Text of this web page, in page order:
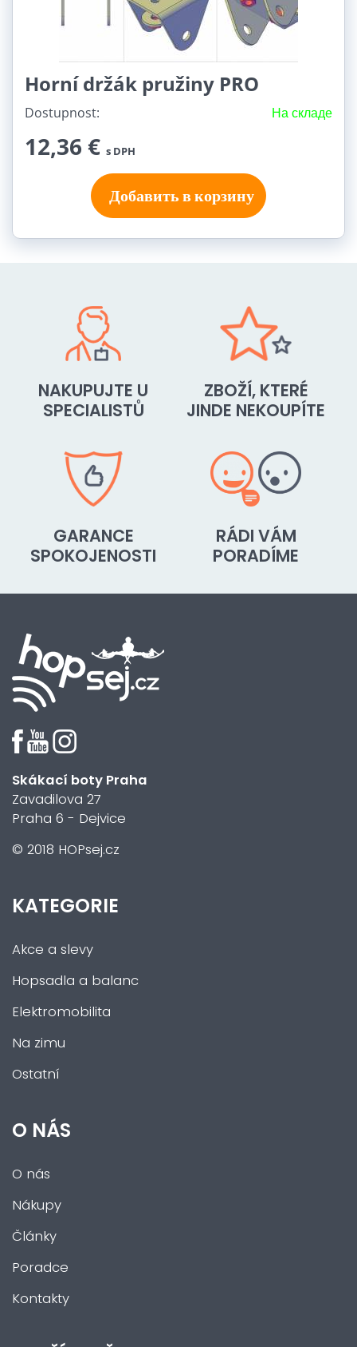
Horní držák pružiny PRO
Dostupnost: На складе
12,36 € s DPH
Добавить в корзину
NAKUPUJTE U
SPECIALISTŮ
ZBOŽÍ, KTERÉ
JINDE NEKOUPÍTE
GARANCE
SPOKOJENOSTI
RÁDI VÁM
PORADÍME
Skákací boty Praha
Zavadilova 27
Praha 6 - Dejvice
© 2018 HOPsej.cz
KATEGORIE
Akce a slevy
Hopsadla a balanc
Elektromobilita
Na zimu
Ostatní
O NÁS
O nás
Nákupy
Články
Poradce
Kontakty